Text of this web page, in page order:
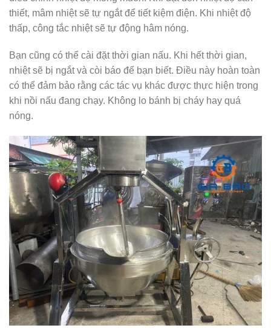
thiết, mâm nhiệt sẽ tự ngắt để tiết kiệm điện. Khi nhiệt độ
thấp, công tắc nhiệt sẽ tự động hâm nóng.
Bạn cũng có thể cài đặt thời gian nấu. Khi hết thời gian,
nhiệt sẽ bị ngắt và còi báo để bạn biết. Điều này hoàn toàn
có thể đảm bảo rằng các tác vụ khác được thực hiện trong
khi nồi nấu đang chạy. Không lo bánh bị cháy hay quá
nóng.